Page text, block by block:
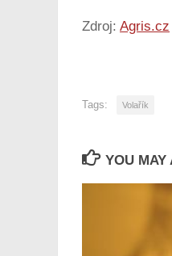
Zdroj: Agris.cz
Tags: Volařík
YOU MAY